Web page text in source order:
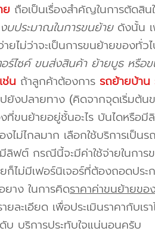
ย ถือเป็นเรื่องสำคัญในการตัดสิน
งบประมาณในการขนย้ายดังนั้น เ
ายไม่ว่าจะเป็นการขนย้ายของทั่ว
ร์ไซค์ ขนส่งสินค้า ย้ายบูธ หรือ
น ถ้าลูกค้าต้องการ รถย้ายบ้าน
ยังปลายทาง (คิดจากจุดเริ่มต้
ขนย้ายอยู่ชั้นอะไร บันไดหรือมี
ไม่ไกลมาก เลือกใช้บริการเป็
ฟต์ กรณีนี้จะมีค่าใช้จ่ายในการ
ไม่มีเฟอร์นิเจอร์ที่ต้องถอดประ
ยาง ในการคิดราคาค่าขนย้ายขอ
ยละเอียด เพื่อประเมินราคากับ
บ บริการประทับใจแน่นอนครับ